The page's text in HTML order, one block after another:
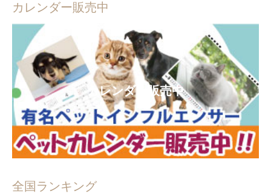
カレンダー販売中
カレンダー販売中
全国ランキング